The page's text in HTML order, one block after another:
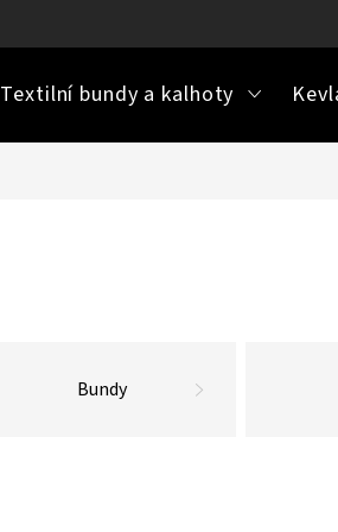
Textilní bundy a kalhoty
Bundy